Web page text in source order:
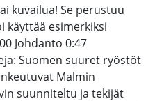
kuvailua! Se perustuu
käyttää esimerkiksi
Johdanto 0:47
Suomen suuret ryöstöt
Malmin
suunniteltu ja tekijät